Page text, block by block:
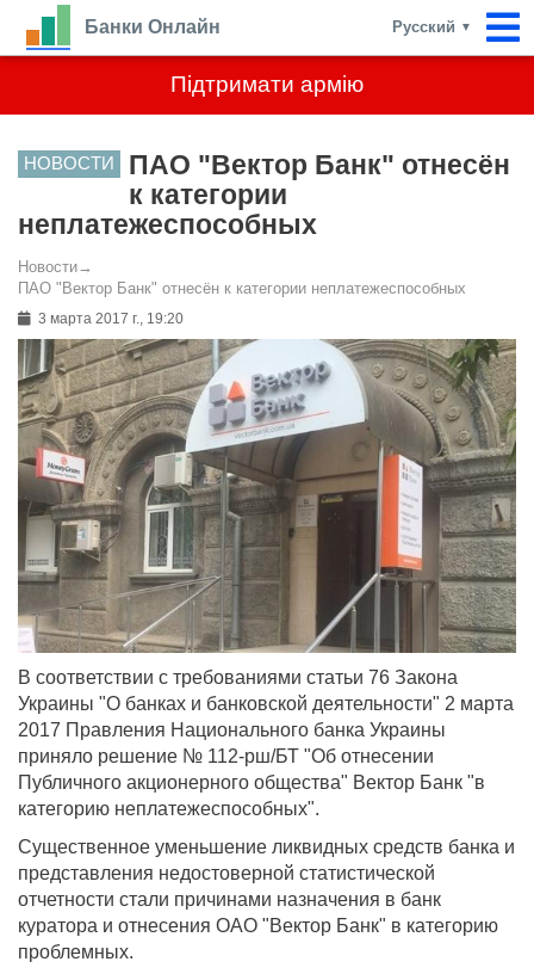
Підтримати армію
Банки Онлайн Русский ▼
НОВОСТИ
ПАО "Вектор Банк" отнесён
к категории
неплатежеспособных
Новости→
ПАО "Вектор Банк" отнесён к категории неплатежеспособных
3 марта 2017 г., 19:20
В соответствии с требованиями статьи 76 Закона
Украины "О банках и банковской деятельности" 2 марта
2017 Правления Национального банка Украины
приняло решение № 112-рш/БТ "Об отнесении
Публичного акционерного общества" Вектор Банк "в
категорию неплатежеспособных".
Существенное уменьшение ликвидных средств банка и
представления недостоверной статистической
отчетности стали причинами назначения в банк
куратора и отнесения ОАО "Вектор Банк" в категорию
проблемных.